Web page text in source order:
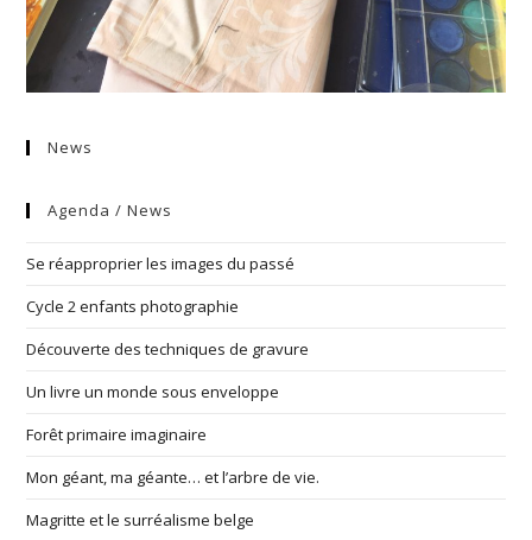
News
Agenda / News
Se réapproprier les images du passé
Cycle 2 enfants photographie
Découverte des techniques de gravure
Un livre un monde sous enveloppe
Forêt primaire imaginaire
Mon géant, ma géante… et l’arbre de vie.
Magritte et le surréalisme belge